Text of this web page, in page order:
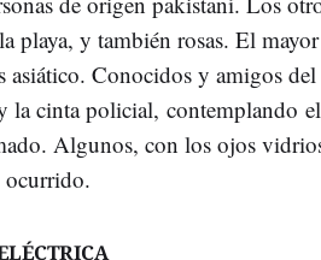
playa, y también rosas. El
asiático. Conocidos y amigos
la cinta policial, contemplando
Algunos, con los ojos
ocurrido.